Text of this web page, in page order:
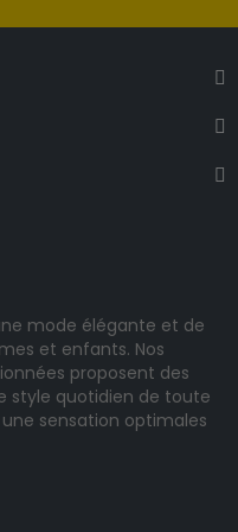
mode élégante et de
et enfants. Nos
proposent des
style quotidien de toute
sensation optimales